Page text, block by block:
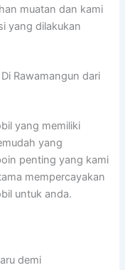
muatan dan kami
yang dilakukan
Rawamangun dari
yang memiliki
yang
penting yang kami
mempercayakan
untuk anda.
demi